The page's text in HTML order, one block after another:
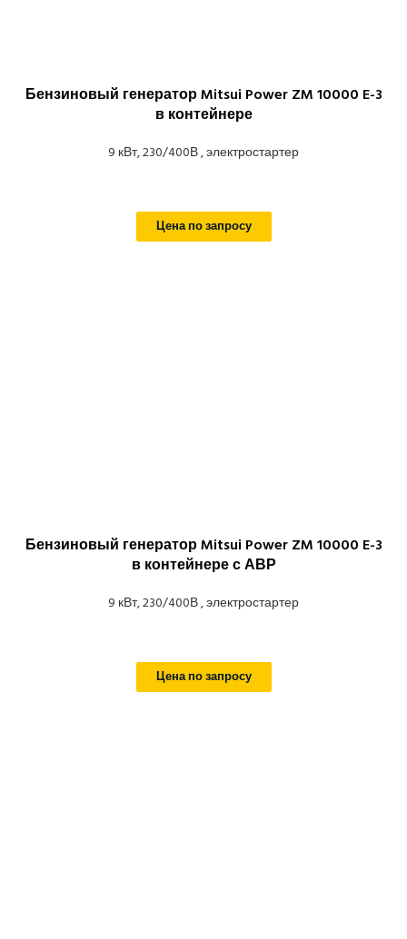
Бензиновый генератор Mitsui Power ZM 10000 E-3
в контейнере
9 кВт, 230/400В , электростартер
Цена по запросу
Бензиновый генератор Mitsui Power ZM 10000 E-3
в контейнере с АВР
9 кВт, 230/400В , электростартер
Цена по запросу